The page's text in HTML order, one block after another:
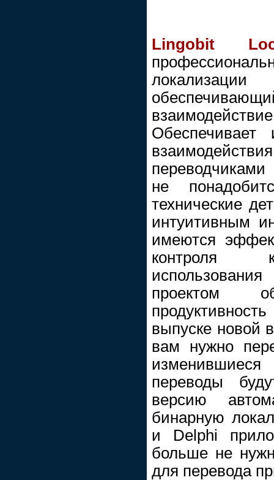
Lingobit
не
технические
интуитивным
имеются
контроля
проектом
выпуске новой
вам нужно
переводы
версию
бинарную
и Delphi
больше не
для перевода